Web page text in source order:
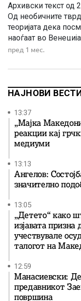
Архивски текст од
Од необичните
теоријата дека
наоѓаат во
понатаму ја буди
најголемите
пред 1 мес.
НАЈНОВИ
13:37
„Мајка
реакции кај
медиуми
13:13
Ангелов:
значително
13:05
„Детето“ како
изјавата призна
учествувале
талогот на
12:59
Манасиевски:
предавникот
површина